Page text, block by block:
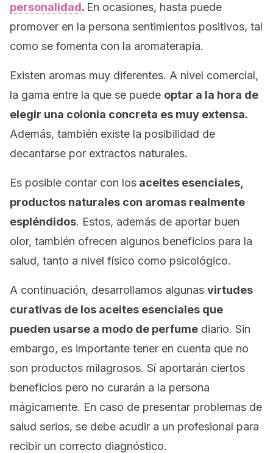
personalidad. En ocasiones, hasta puede
promover en la persona sentimientos positivos, tal
como se fomenta con la aromaterapia.
Existen aromas muy diferentes. A nivel comercial,
la gama entre la que se puede optar a la hora de
elegir una colonia concreta es muy extensa.
Además, también existe la posibilidad de
decantarse por extractos naturales.
Es posible contar con los aceites esenciales,
productos naturales con aromas realmente
espléndidos. Estos, además de aportar buen
olor, también ofrecen algunos beneficios para la
salud, tanto a nivel físico como psicológico.
A continuación, desarrollamos algunas virtudes
curativas de los aceites esenciales que
pueden usarse a modo de perfume diario. Sin
embargo, es importante tener en cuenta que no
son productos milagrosos. Sí aportarán ciertos
beneficios pero no curarán a la persona
mágicamente. En caso de presentar problemas de
salud serios, se debe acudir a un profesional para
recibir un correcto diagnóstico.